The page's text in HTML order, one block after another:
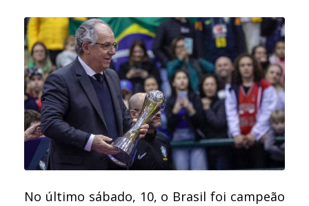
No último sábado, 10, o Brasil foi campeão